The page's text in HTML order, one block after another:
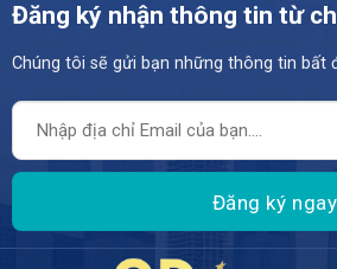
Đăng ký nhận thông tin từ
Chúng tôi sẽ gửi bạn những thông tin bất